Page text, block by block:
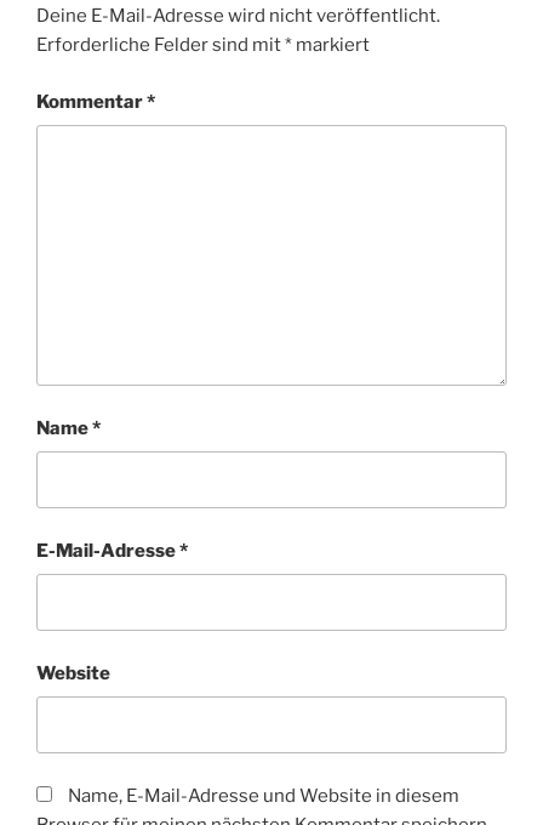
Deine E-Mail-Adresse wird nicht veröffentlicht.
Erforderliche Felder sind mit* markiert
Kommentar*
Name*
E-Mail-Adresse*
Website
Name, E-Mail-Adresse und Website in diesem